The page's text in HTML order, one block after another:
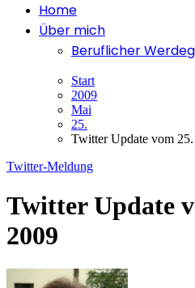
Home
Über mich
Beruflicher
Start
2009
Mai
25.
Twitter Update vom
Twitter-Meldung
Twitter Update
2009